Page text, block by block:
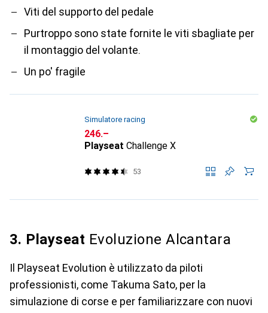
Viti del supporto del pedale
Purtroppo sono state fornite le viti sbagliate per
il montaggio del volante.
Un po' fragile
Simulatore racing
CHF
246.–
Playseat Challenge X
53
3. Playseat Evoluzione Alcantara
Il Playseat Evolution è utilizzato da piloti
professionisti, come Takuma Sato, per la
simulazione di corse e per familiarizzare con nuovi